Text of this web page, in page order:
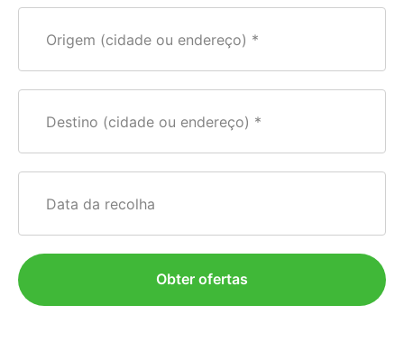
Origem (cidade ou endereço)
Destino (cidade ou endereço)
Data da recolha
Obter ofertas